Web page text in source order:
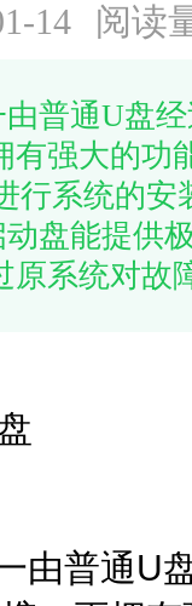
14 阅读
普通U盘
有强大的功
行系统的
盘能提供
原系统对故
由普通U